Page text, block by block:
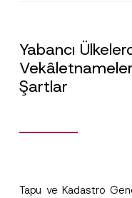
Yabancı
Şartlar
Tapu ve Kadastro